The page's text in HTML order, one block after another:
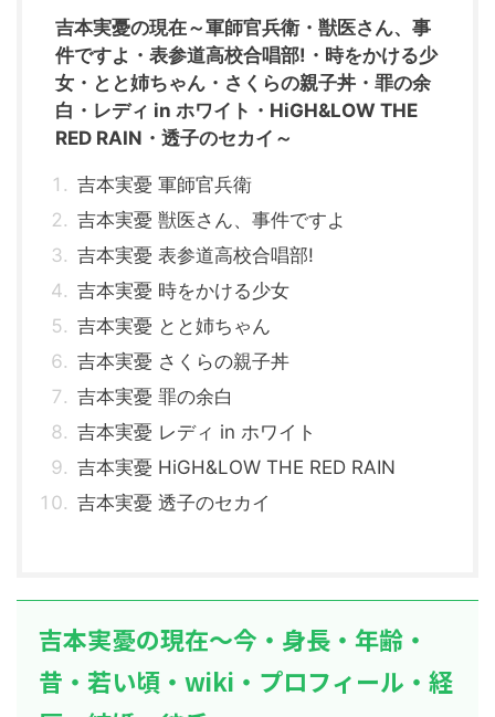
吉本実憂の現在～軍師官兵衛・獣医さん、事
件ですよ・表参道高校合唱部!・時をかける少
女・とと姉ちゃん・さくらの親子丼・罪の余
白・レディ in ホワイト・HiGH&LOW THE
RED RAIN・透子のセカイ～
吉本実憂 軍師官兵衛
吉本実憂 獣医さん、事件ですよ
吉本実憂 表参道高校合唱部!
吉本実憂 時をかける少女
吉本実憂 とと姉ちゃん
吉本実憂 さくらの親子丼
吉本実憂 罪の余白
吉本実憂 レディ in ホワイト
吉本実憂 HiGH&LOW THE RED RAIN
吉本実憂 透子のセカイ
吉本実憂の現在～今・身長・年齢・
昔・若い頃・wiki・プロフィール・経